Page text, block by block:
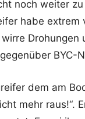
noch weiter
habe extrem
Drohungen
BYC-
dem am
mehr raus!“.